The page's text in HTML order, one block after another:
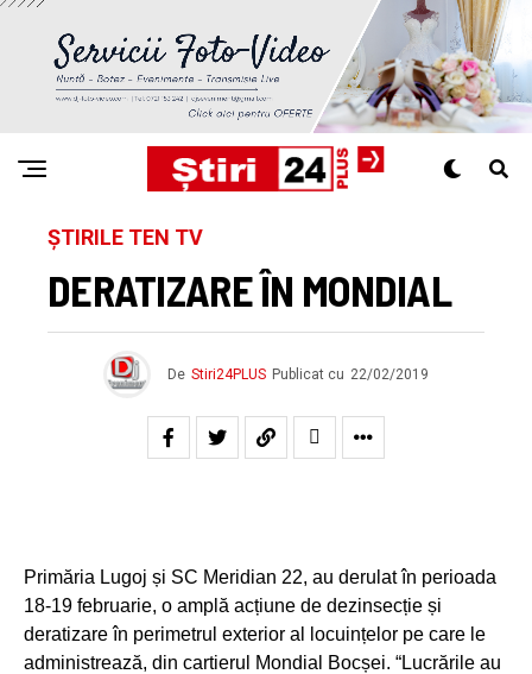
ȘTIRILE TEN TV
DERATIZARE ÎN MONDIAL
De Stiri24PLUS Publicat cu 22/02/2019
Primăria Lugoj și SC Meridian 22, au derulat în perioada
18-19 februarie, o amplă acțiune de dezinsecție și
deratizare în perimetrul exterior al locuințelor pe care le
administrează, din cartierul Mondial Bocșei. “Lucrările au